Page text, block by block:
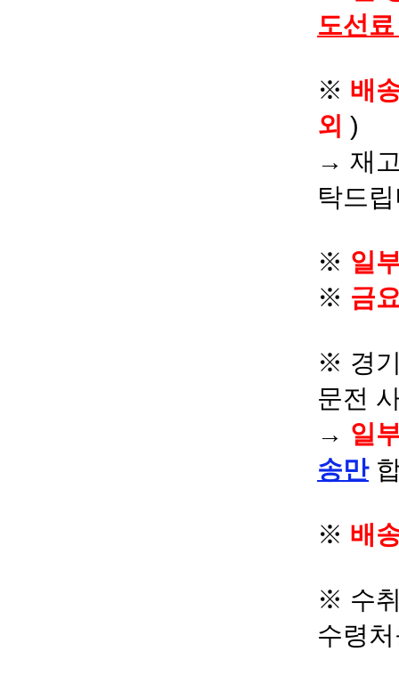
도선
※ 배
외 )
→ 재
탁드
※ 일
※ 금
※ 경
문전
→ 일
송만
※ 배
※ 수
수령